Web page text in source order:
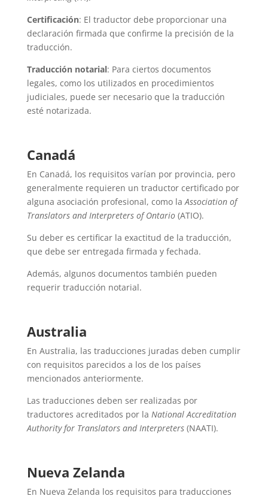
Certificación: El traductor debe proporcionar una
declaración firmada que confirme la precisión de la
traducción.
Traducción notarial: Para ciertos documentos
legales, como los utilizados en procedimientos
judiciales, puede ser necesario que la traducción
esté notarizada.
Canadá
En Canadá, los requisitos varían por provincia, pero
generalmente requieren un traductor certificado por
alguna asociación profesional, como laAssociation of
Translators and Interpreters of Ontario (ATIO).
Su deber es certificar la exactitud de la traducción,
que debe ser entregada firmada y fechada.
Además, algunos documentos también pueden
requerir traducción notarial.
Australia
En Australia, las traducciones juradas deben cumplir
con requisitos parecidos a los de los países
mencionados anteriormente.
Las traducciones deben ser realizadas por
traductores acreditados por la National Accreditation
Authority for Translators and Interpreters(NAATI).
Nueva Zelanda
En Nueva Zelanda los requisitos para traducciones